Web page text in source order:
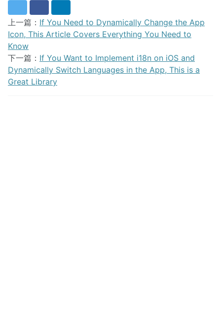
上一篇： If You Need to Dynamically Change the App
Icon, This Article Covers Everything You Need to
Know
下一篇： If You Want to Implement i18n on iOS and
Dynamically Switch Languages in the App, This is a
Great Library